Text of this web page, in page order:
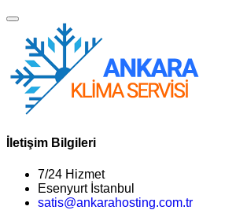
İletişim Bilgileri
7/24 Hizmet
Esenyurt İstanbul
satis@ankarahosting.com.tr